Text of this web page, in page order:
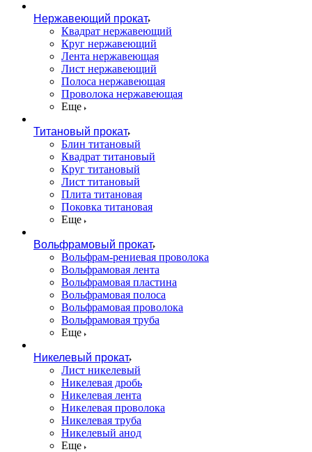
Нержавеющий прокат
Квадрат нержавеющий
Круг нержавеющий
Лента нержавеющая
Лист нержавеющий
Полоса нержавеющая
Проволока нержавеющая
Еще
Титановый прокат
Блин титановый
Квадрат титановый
Круг титановый
Лист титановый
Плита титановая
Поковка титановая
Еще
Вольфрамовый прокат
Вольфрам-рениевая проволока
Вольфрамовая лента
Вольфрамовая пластина
Вольфрамовая полоса
Вольфрамовая проволока
Вольфрамовая труба
Еще
Никелевый прокат
Лист никелевый
Никелевая дробь
Никелевая лента
Никелевая проволока
Никелевая труба
Никелевый анод
Еще